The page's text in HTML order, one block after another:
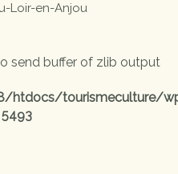
Loir-en-Anjou
send buffer of zlib output
htdocs/tourismeculture/
5493